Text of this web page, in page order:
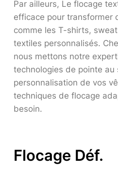
Par ailleurs, Le flocage
efficace pour transformer
comme les T-shirts,
textiles personnalisés.
nous mettons notre
technologies de pointe au
personnalisation de vos
techniques de flocage
besoin.
Flocage Déf.